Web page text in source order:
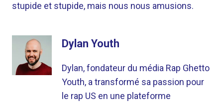
stupide et stupide, mais nous nous amusions.
Dylan Youth
Dylan, fondateur du média Rap Ghetto
Youth, a transformé sa passion pour
le rap US en une plateforme